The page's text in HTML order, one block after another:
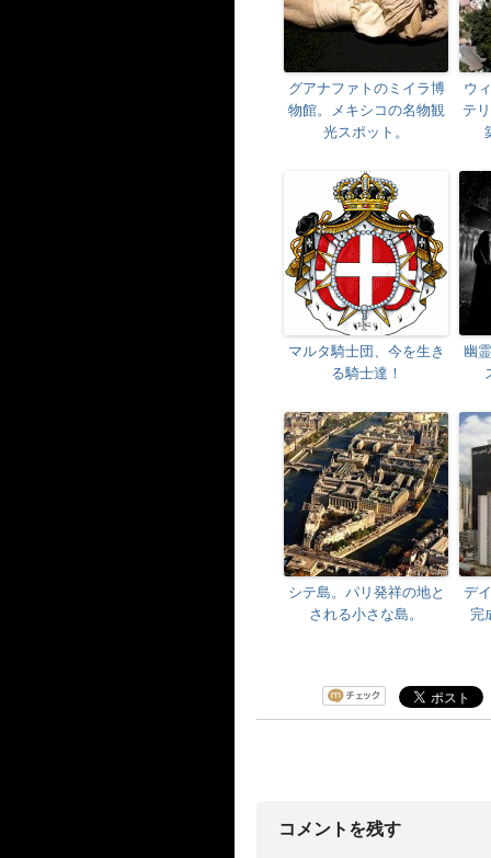
グアナファトのミイラ博
物館。メキシコの名物観
光スポット。
ウ
テ
マルタ騎士団、今を生き
る騎士達！
幽
シテ島。パリ発祥の地と
される小さな島。
デ
完
コメントを残す